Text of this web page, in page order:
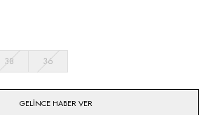
38 36
GELINCE HABER VER